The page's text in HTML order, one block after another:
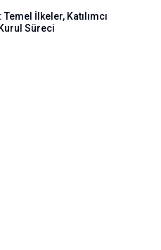
İlkeler, Katılımcı
Süreci